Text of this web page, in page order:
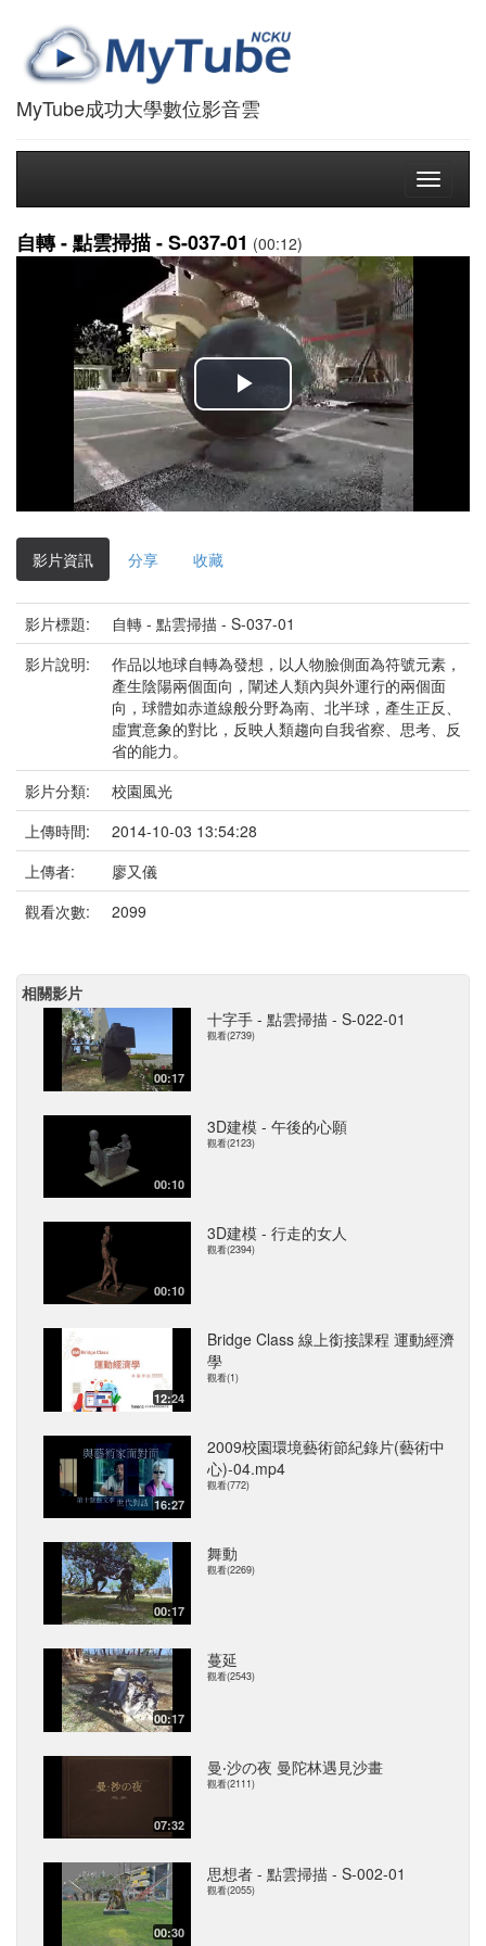
MyTube成功大學數位影音雲
Toggle
自轉 - 點雲掃描 - S-037-01 (00:12)
播
放
影
影片資訊 分享 收藏
影片標題:
自轉 - 點雲掃描 - S-037-01
影片說明:
作品以地球自轉為發想，以人物臉側面為符號元素，
產生陰陽兩個面向，闡述人類內與外運行的兩個面
向，球體如赤道線般分野為南、北半球，產生正反、
虛實意象的對比，反映人類趨向自我省察、思考、反
省的能力。
影片分類:
校園風光
上傳時間:
2014-10-03 13:54:28
上傳者:
廖又儀
觀看次數:
2099
相關影片
00:17
十字手 - 點雲掃描 - S-022-01
觀看(2739)
00:10
3D建模 - 午後的心願
觀看(2123)
00:10
3D建模 - 行走的女人
觀看(2394)
12:24
Bridge Class 線上銜接課程 運動經濟
學
觀看(1)
16:27
2009校園環境藝術節紀錄片(藝術中
心)-04.mp4
觀看(772)
00:17
舞動
觀看(2269)
00:17
蔓延
觀看(2543)
07:32
曼‧沙の夜 曼陀林遇見沙畫
觀看(2111)
00:30
思想者 - 點雲掃描 - S-002-01
觀看(2055)